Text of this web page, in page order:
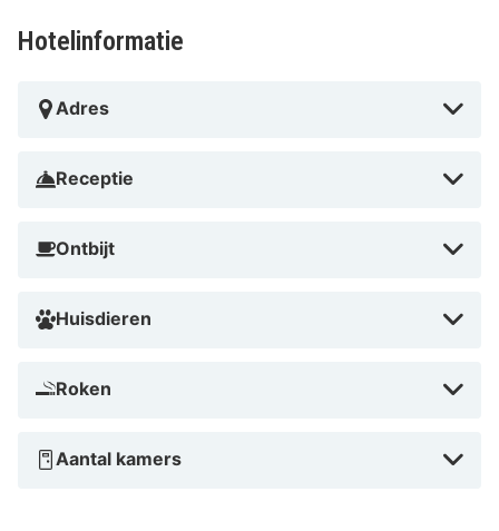
Hotelinformatie
Adres
Receptie
Ontbijt
Huisdieren
Roken
Aantal kamers